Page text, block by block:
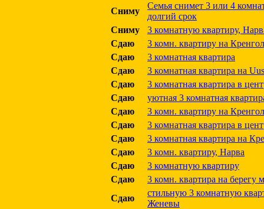
Сниму
Семья снимет 3 или 4
долгий срок
Сниму
3 комнатную квартиру,
Сдаю
3 комн. квартиру на
Сдаю
3 комнатная квартира
Сдаю
3 комнатная квартира на
Сдаю
3 комнатная квартира в
Сдаю
уютная 3 комнатная
Сдаю
3 комн. квартиру на
Сдаю
3 комнатная квартира в
Сдаю
3 комнатная квартира на
Сдаю
3 комн. квартиру, Нарва
Сдаю
3 комнатную квартиру
Сдаю
3 комн. квартира на берегу
Сдаю
стильную 3 комнатную
Женевы